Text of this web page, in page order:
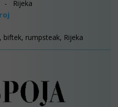
- Rijeka
biftek, rumpsteak, Rijeka